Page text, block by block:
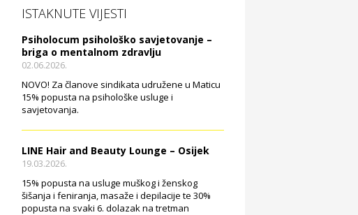
ISTAKNUTE VIJESTI
Psiholocum psihološko savjetovanje –
briga o mentalnom zdravlju
02.06.2026.
NOVO! Za članove sindikata udružene u Maticu
15% popusta na psihološke usluge i
savjetovanja.
LINE Hair and Beauty Lounge – Osijek
19.03.2026.
15% popusta na usluge muškog i ženskog
šišanja i feniranja, masaže i depilacije te 30%
popusta na svaki 6. dolazak na tretman